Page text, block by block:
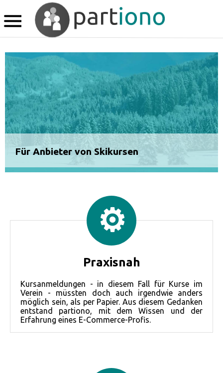
Für Anbieter von Skikursen
⚙
Praxisnah
Kursanmeldungen - in diesem Fall für Kurse im
Verein - müssten doch auch irgendwie anders
möglich sein, als per Papier. Aus diesem Gedanken
entstand partiono, mit dem Wissen und der
Erfahrung eines E-Commerce-Profis.